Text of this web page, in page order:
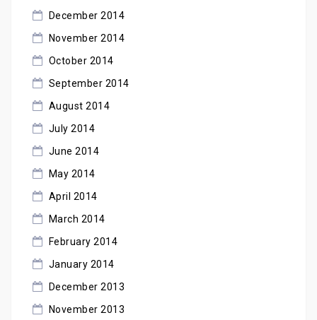
December 2014
November 2014
October 2014
September 2014
August 2014
July 2014
June 2014
May 2014
April 2014
March 2014
February 2014
January 2014
December 2013
November 2013